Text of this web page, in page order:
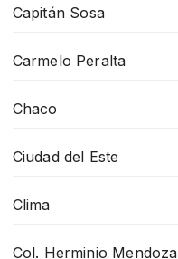
Capitán Sosa
Carmelo Peralta
Chaco
Ciudad del Este
Clima
Col. Herminio Mendoza